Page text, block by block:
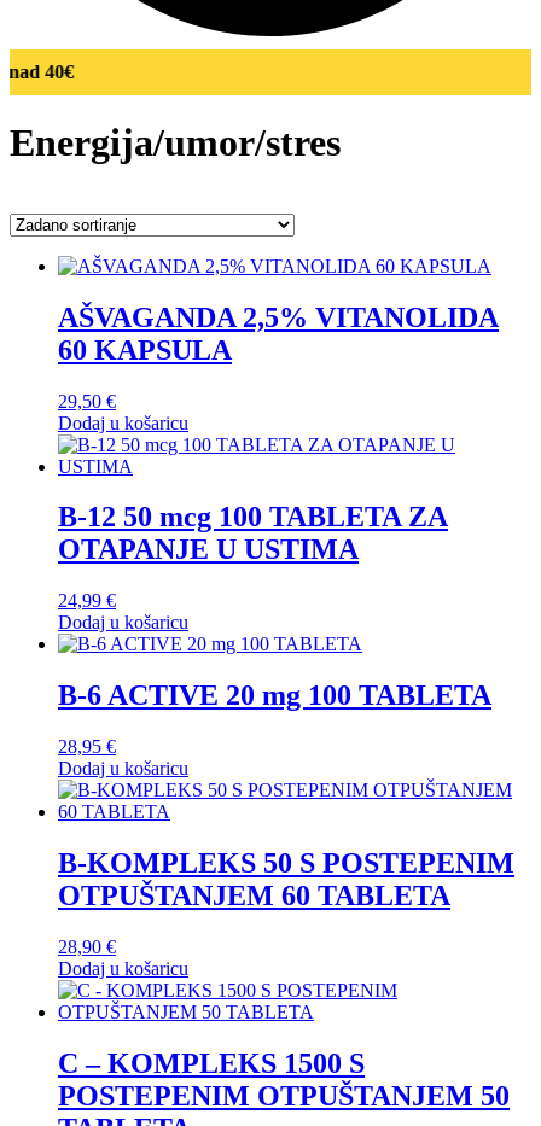
40€
Energija/umor/stres
AŠVAGANDA 2,5% VITANOLIDA
60 KAPSULA
29,50 €
Dodaj u košaricu
B-12 50 mcg 100 TABLETA ZA
OTAPANJE U USTIMA
24,99 €
Dodaj u košaricu
B-6 ACTIVE 20 mg 100 TABLETA
28,95 €
Dodaj u košaricu
B-KOMPLEKS 50 S POSTEPENIM
OTPUŠTANJEM 60 TABLETA
28,90 €
Dodaj u košaricu
C – KOMPLEKS 1500 S
POSTEPENIM OTPUŠTANJEM 50